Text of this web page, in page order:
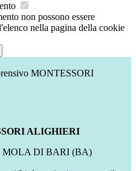
non possono essere
nella pagina della cookie
MONTESSORI
ALIGHIERI
MOLA DI BARI (BA)